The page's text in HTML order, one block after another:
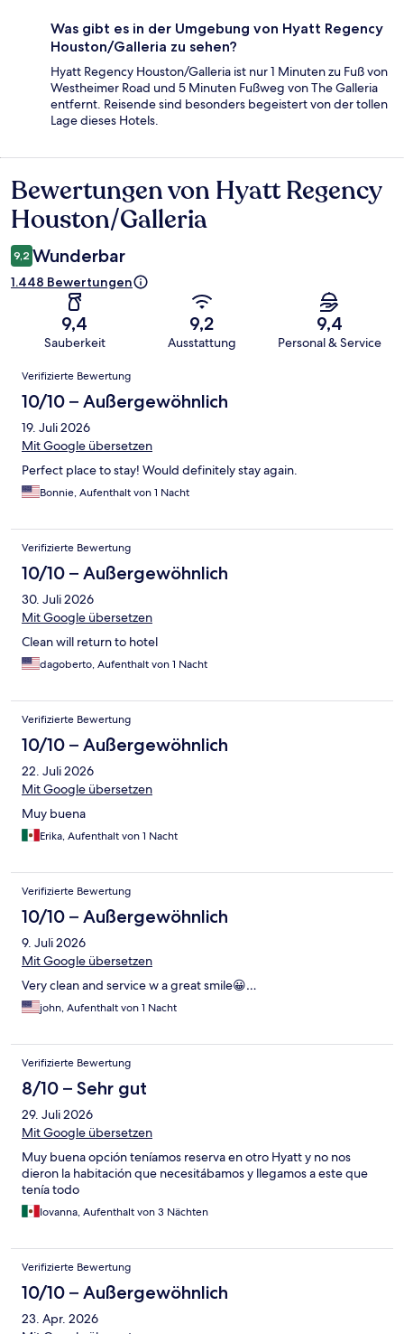
Was gibt es in der Umgebung von Hyatt Regency
Houston/Galleria zu sehen?
Hyatt Regency Houston/Galleria ist nur 1 Minuten zu Fuß von
Westheimer Road und 5 Minuten Fußweg von The Galleria
entfernt. Reisende sind besonders begeistert von der tollen
Lage dieses Hotels.
Bewertungen
Bewertungen von Hyatt Regency
Houston/Galleria
9,2 Wunderbar
1.448 Bewertungen
9,4
Sauberkeit
9,2
Ausstattung
9,4
Personal & Service
Bewertungen
Verifizierte Bewertung
10/10 – Außergewöhnlich
19. Juli 2026
Mit Google übersetzen
Perfect place to stay! Would definitely stay again.
Bonnie, Aufenthalt von 1 Nacht
Verifizierte Bewertung
10/10 – Außergewöhnlich
30. Juli 2026
Mit Google übersetzen
Clean will return to hotel
dagoberto, Aufenthalt von 1 Nacht
Verifizierte Bewertung
10/10 – Außergewöhnlich
22. Juli 2026
Mit Google übersetzen
Muy buena
Erika, Aufenthalt von 1 Nacht
Verifizierte Bewertung
10/10 – Außergewöhnlich
9. Juli 2026
Mit Google übersetzen
Very clean and service w a great smile😀…
john, Aufenthalt von 1 Nacht
Verifizierte Bewertung
8/10 – Sehr gut
29. Juli 2026
Mit Google übersetzen
Muy buena opción teníamos reserva en otro Hyatt y no nos
dieron la habitación que necesitábamos y llegamos a este que
tenía todo
Iovanna, Aufenthalt von 3 Nächten
Verifizierte Bewertung
10/10 – Außergewöhnlich
23. Apr. 2026